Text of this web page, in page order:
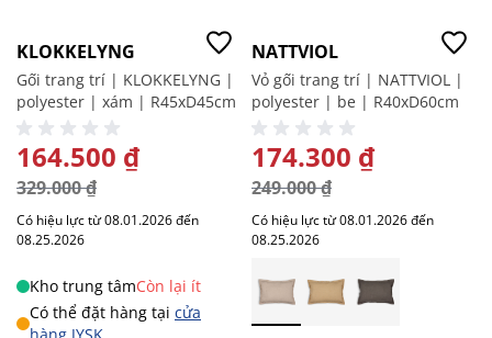
KLOKKELYNG
Gối trang trí | KLOKKELYNG |
polyester | xám | R45xD45cm
GIÁ ĐẶC BIỆT
164.500 ₫
329.000 ₫
Có hiệu lực từ 08.01.2026 đến
08.25.2026
Kho trung tâmCòn lại ít
Có thể đặt hàng tại cửa
NATTVIOL
Vỏ gối trang trí | NATTVIOL |
polyester | be | R40xD60cm
GIÁ ĐẶC BIỆT
174.300 ₫
249.000 ₫
Có hiệu lực từ 08.01.2026 đến
08.25.2026